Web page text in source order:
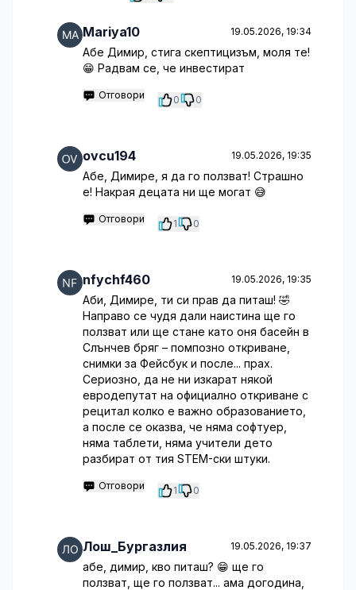
Mariya10 19.05.2026, 19:34
Абе Димир, стига скептицизъм, моля те!
😁 Радвам се, че инвестират
Отговори 0 0
ovcu194 19.05.2026, 19:35
Абе, Димире, я да го ползват! Страшно
е! Накрая децата ни ще могат 😅
Отговори 1 0
nfychf460 19.05.2026, 19:35
Аби, Димире, ти си прав да питаш! 🤣
Направо се чудя дали наистина ще го
ползват или ще стане като оня басейн в
Слънчев бряг – помпозно откриване,
снимки за Фейсбук и после... прах.
Сериозно, да не ни изкарат някой
евродепутат на официално откриване с
рецитал колко е важно образованието,
а после се оказва, че няма софтуер,
няма таблети, няма учители дето
разбират от тия STEM-ски штуки.
Отговори 1 0
Лош_Бургазлия 19.05.2026, 19:37
абе, димир, кво питаш? 😁 ще го
ползват, ще го ползват... ама догодина,